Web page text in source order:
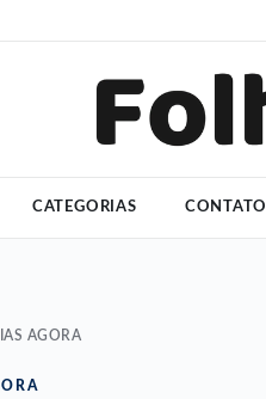
CATEGORIAS CONTATO
AGORA